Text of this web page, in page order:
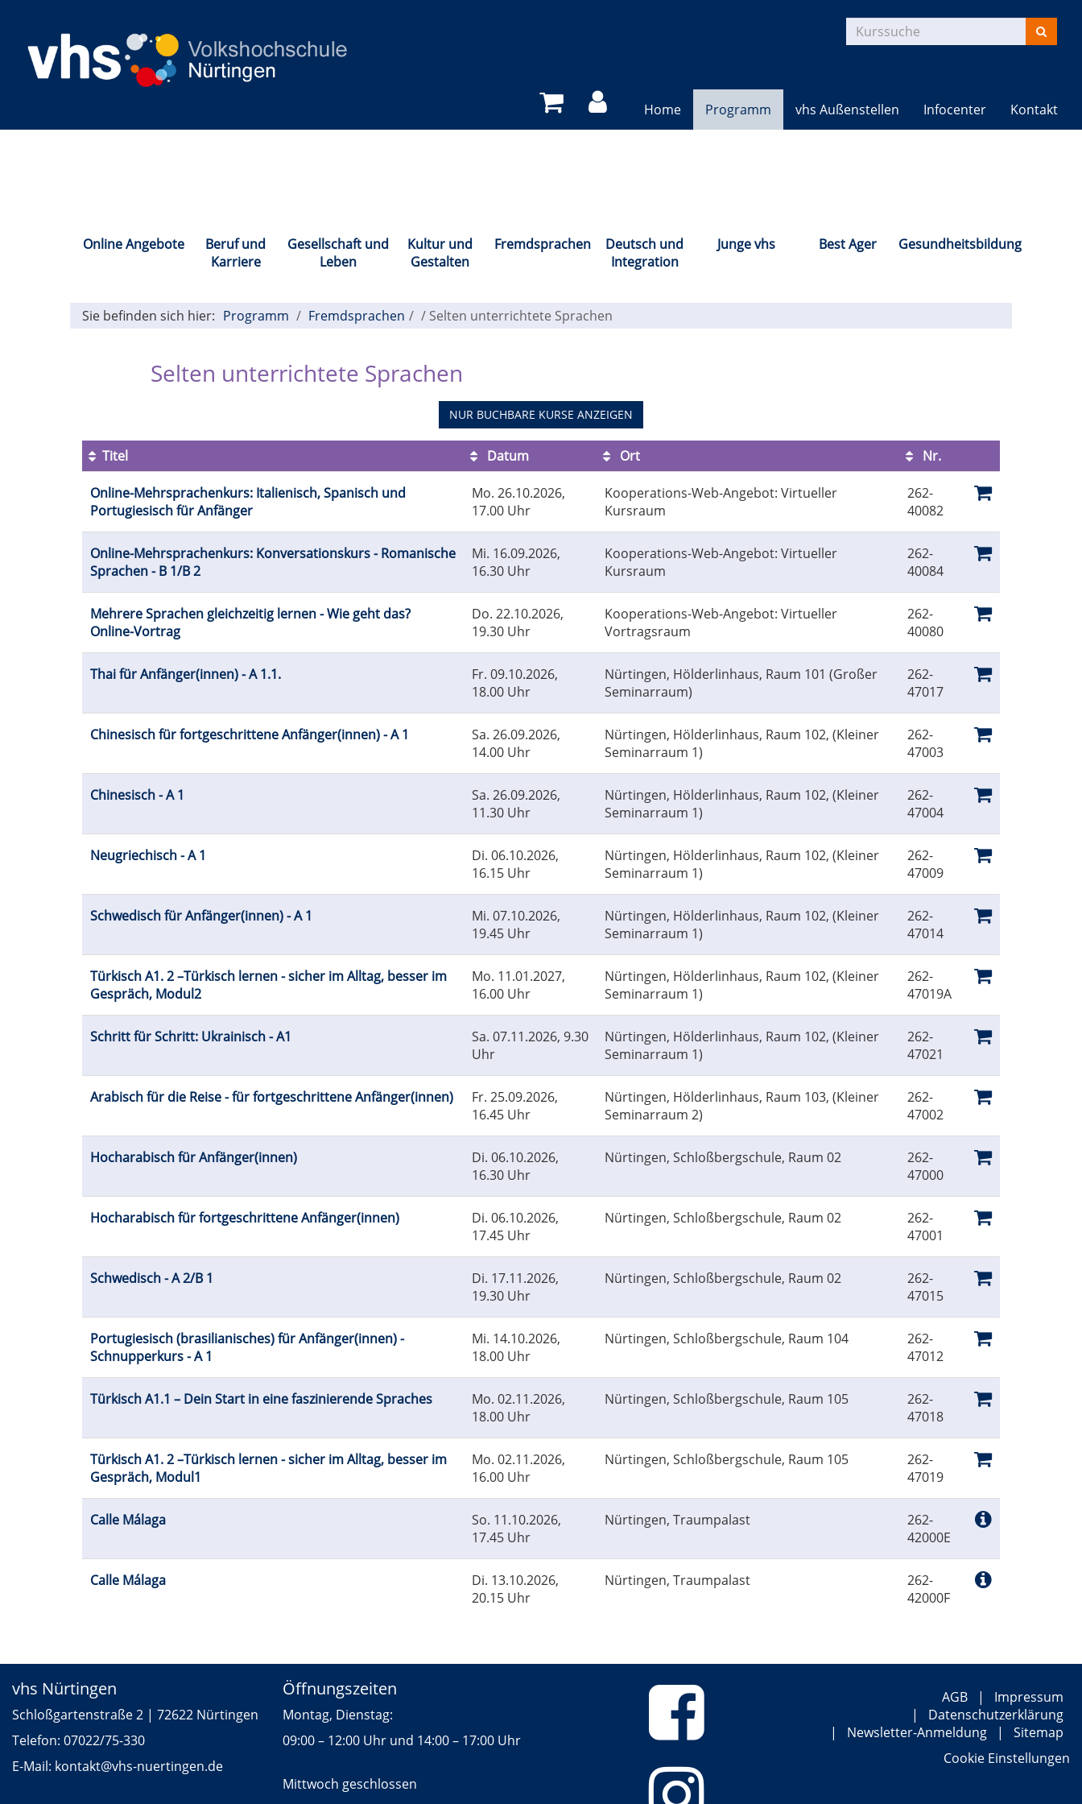
Kurse
suchen
Home Programm vhs Außenstellen Infocenter Kontakt
Online Angebote
Beruf und
Karriere
Gesellschaft und
Leben
Kultur und
Gestalten
Fremdsprachen
Deutsch und
Integration
Junge vhs Best Ager Gesundheitsbildung
Sie befinden sich hier: Programm Fremdsprachen / Selten unterrichtete Sprachen
Selten unterrichtete Sprachen
NUR BUCHBARE KURSE ANZEIGEN
Tabellenüberschriften
können
sortiert
werden.
Titel Datum Ort
Nr.
Kursstatus
Online-Mehrsprachenkurs: Italienisch, Spanisch und
Portugiesisch für Anfänger
Mo. 26.10.2026,
17.00 Uhr
Kooperations-Web-Angebot: Virtueller
Kursraum
262-
40082
Online-Mehrsprachenkurs: Konversationskurs - Romanische
Sprachen - B 1/B 2
Mi. 16.09.2026,
16.30 Uhr
Kooperations-Web-Angebot: Virtueller
Kursraum
262-
40084
Mehrere Sprachen gleichzeitig lernen - Wie geht das?
Online-Vortrag
Do. 22.10.2026,
19.30 Uhr
Kooperations-Web-Angebot: Virtueller
Vortragsraum
262-
40080
Thai für Anfänger(innen) - A 1.1. Fr. 09.10.2026,
18.00 Uhr
Nürtingen, Hölderlinhaus, Raum 101 (Großer
Seminarraum)
262-
47017
Chinesisch für fortgeschrittene Anfänger(innen) - A 1 Sa. 26.09.2026,
14.00 Uhr
Nürtingen, Hölderlinhaus, Raum 102, (Kleiner
Seminarraum 1)
262-
47003
Chinesisch - A 1 Sa. 26.09.2026,
11.30 Uhr
Nürtingen, Hölderlinhaus, Raum 102, (Kleiner
Seminarraum 1)
262-
47004
Neugriechisch - A 1 Di. 06.10.2026,
16.15 Uhr
Nürtingen, Hölderlinhaus, Raum 102, (Kleiner
Seminarraum 1)
262-
47009
Schwedisch für Anfänger(innen) - A 1 Mi. 07.10.2026,
19.45 Uhr
Nürtingen, Hölderlinhaus, Raum 102, (Kleiner
Seminarraum 1)
262-
47014
Türkisch A1. 2 –Türkisch lernen - sicher im Alltag, besser im
Gespräch, Modul2
Mo. 11.01.2027,
16.00 Uhr
Nürtingen, Hölderlinhaus, Raum 102, (Kleiner
Seminarraum 1)
262-
47019A
Schritt für Schritt: Ukrainisch - A1 Sa. 07.11.2026, 9.30
Uhr
Nürtingen, Hölderlinhaus, Raum 102, (Kleiner
Seminarraum 1)
262-
47021
Arabisch für die Reise - für fortgeschrittene Anfänger(innen) Fr. 25.09.2026,
16.45 Uhr
Nürtingen, Hölderlinhaus, Raum 103, (Kleiner
Seminarraum 2)
262-
47002
Hocharabisch für Anfänger(innen) Di. 06.10.2026,
16.30 Uhr
Nürtingen, Schloßbergschule, Raum 02
262-
47000
Hocharabisch für fortgeschrittene Anfänger(innen) Di. 06.10.2026,
17.45 Uhr
Nürtingen, Schloßbergschule, Raum 02
262-
47001
Schwedisch - A 2/B 1 Di. 17.11.2026,
19.30 Uhr
Nürtingen, Schloßbergschule, Raum 02
262-
47015
Portugiesisch (brasilianisches) für Anfänger(innen) -
Schnupperkurs - A 1
Mi. 14.10.2026,
18.00 Uhr
Nürtingen, Schloßbergschule, Raum 104
262-
47012
Türkisch A1.1 – Dein Start in eine faszinierende Spraches Mo. 02.11.2026,
18.00 Uhr
Nürtingen, Schloßbergschule, Raum 105
262-
47018
Türkisch A1. 2 –Türkisch lernen - sicher im Alltag, besser im
Gespräch, Modul1
Mo. 02.11.2026,
16.00 Uhr
Nürtingen, Schloßbergschule, Raum 105
262-
47019
Calle Málaga So. 11.10.2026,
17.45 Uhr
Nürtingen, Traumpalast
262-
42000E
Calle Málaga Di. 13.10.2026,
20.15 Uhr
Nürtingen, Traumpalast
262-
42000F
vhs Nürtingen
Schloßgartenstraße 2 | 72622 Nürtingen
Telefon: 07022/75-330
E-Mail: kontakt@vhs-nuertingen.de
Öffnungszeiten
Montag, Dienstag:
09:00 – 12:00 Uhr und 14:00 – 17:00 Uhr
Mittwoch geschlossen
AGB
Impressum
Datenschutzerklärung
Newsletter-Anmeldung
Sitemap
Cookie Einstellungen